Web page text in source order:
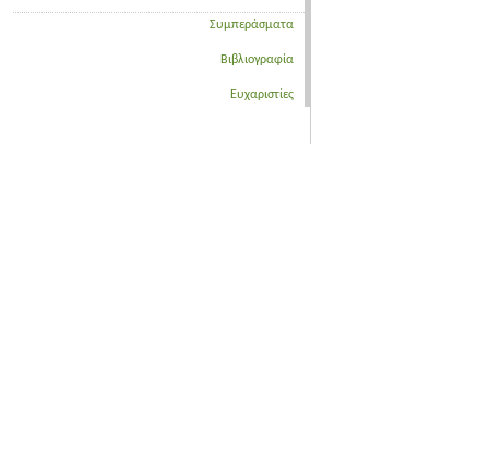
Συμπεράσματα
Βιβλιογραφία
Ευχαριστίες